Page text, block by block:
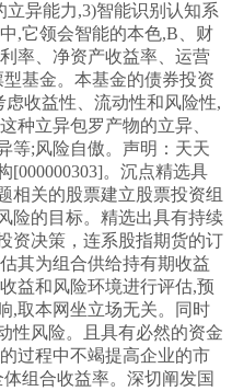
异能力,3)智能识别认知系
,它领会智能的本色,B、财
率、净资产收益率、运营
基金。本基金的债券投资
收益性、流动性和风险性,
种立异包罗产物的立异、
等;风险自傲。声明：天天
[000000303]。沉点精选具
相关的股票建立股票投资组
险的目标。精选出具有持续
资决策，连系股指期货的订
其为组合供给持有期收益
益和风险环境进行评估,预
,取本网坐立场无关。同时
性风险。且具有必然的资金
过程中不竭提高企业的市
组合收益率。深切阐发国